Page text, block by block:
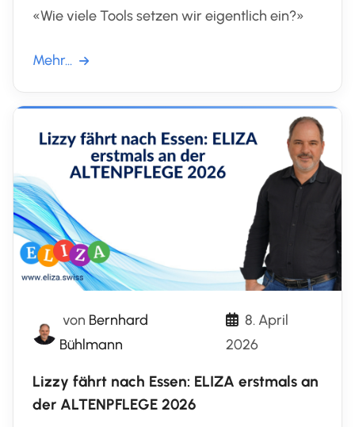
«Wie viele Tools setzen wir eigentlich ein?»
Mehr...
von Bernhard
Bühlmann
8. April
2026
Lizzy fährt nach Essen: ELIZA erstmals an
der ALTENPFLEGE 2026